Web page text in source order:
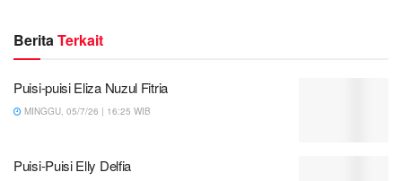
BeritaTerkait
Puisi-puisi Eliza Nuzul Fitria
MINGGU, 05/7/26 | 16:25 WIB
Puisi-Puisi Elly Delfia